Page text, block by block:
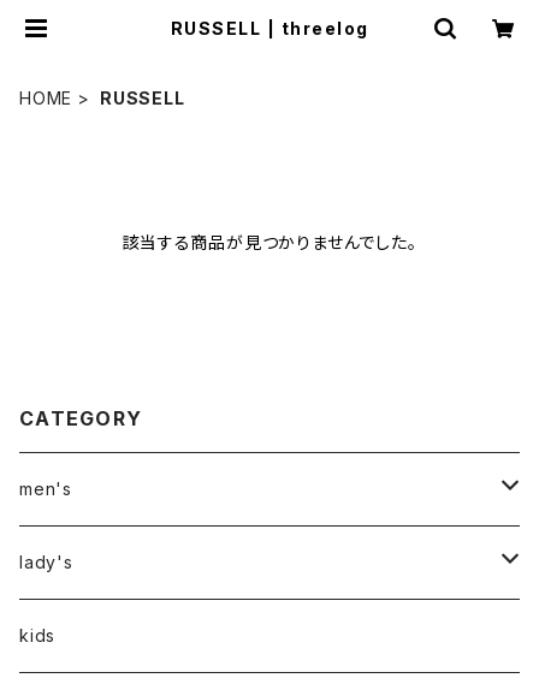
RUSSELL | threelog
HOME RUSSELL
該当する商品が見つかりませんでした。
CATEGORY
men's
アウター
トップス
lady's
アウター
kids